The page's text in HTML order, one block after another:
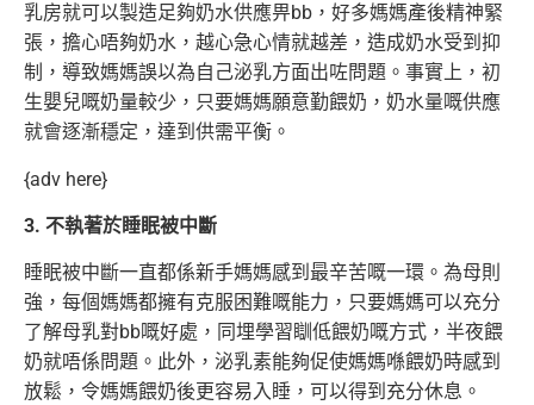
乳房就可以製造足夠奶水供應畀bb，好多媽媽產後精神緊
張，擔心唔夠奶水，越心急心情就越差，造成奶水受到抑
制，導致媽媽誤以為自己泌乳方面出咗問題。事實上，初
生嬰兒嘅奶量較少，只要媽媽願意勤餵奶，奶水量嘅供應
就會逐漸穩定，達到供需平衡。
{adv here}
3. 不執著於睡眠被中斷
睡眠被中斷一直都係新手媽媽感到最辛苦嘅一環。為母則
強，每個媽媽都擁有克服困難嘅能力，只要媽媽可以充分
了解母乳對bb嘅好處，同埋學習瞓低餵奶嘅方式，半夜餵
奶就唔係問題。此外，泌乳素能夠促使媽媽喺餵奶時感到
放鬆，令媽媽餵奶後更容易入睡，可以得到充分休息。